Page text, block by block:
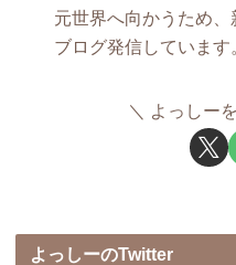
元世界へ向かうため
ブログ発信しています
よっしー
よっしーのTwitter